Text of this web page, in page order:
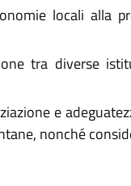
locali alla
tra diverse
e
nonché